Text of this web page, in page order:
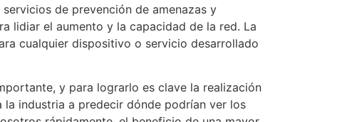
de prevención de amenazas y
lidiar el aumento y la capacidad de la red. La
cualquier dispositivo o servicio desarrollado
y para lograrlo es clave la realización
industria a predecir dónde podrían ver los